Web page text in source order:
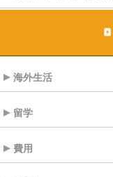
海外生活
留学
費用